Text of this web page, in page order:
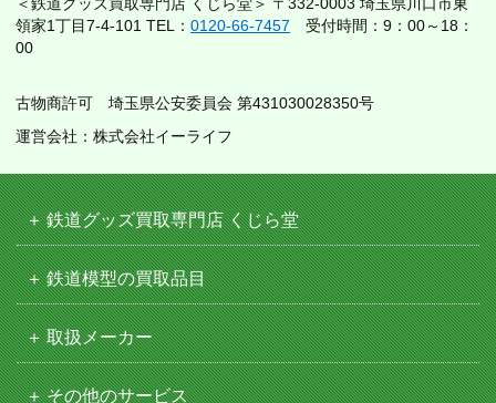
領家1丁目7-4-101 TEL： 0120-66-7457 受付時間：9：00～18：
00
古物商許可 埼玉県公安委員会 第431030028350号
運営会社：株式会社イーライフ
鉄道グッズ買取専門店 くじら堂
鉄道模型の買取品目
取扱メーカー
その他のサービス